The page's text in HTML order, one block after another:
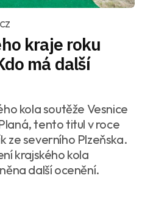
kraje roku
má další
kola soutěže Vesnice
tento titul v roce
ze severního Plzeňska.
krajského kola
další ocenění.